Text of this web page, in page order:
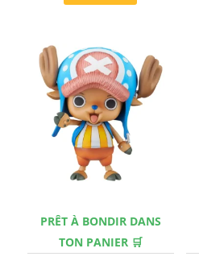
PRÊT À BONDIR DANS
TON PANIER 🛒